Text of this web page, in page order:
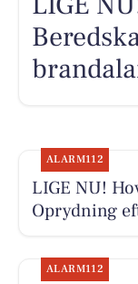
ALARM112
LIGE NU!
Oprydning
ALARM112